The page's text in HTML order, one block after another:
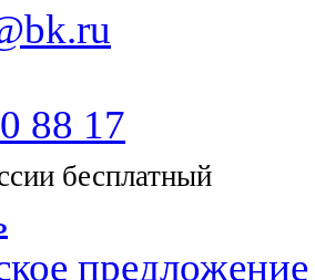
88 17
бесплатный
предложение